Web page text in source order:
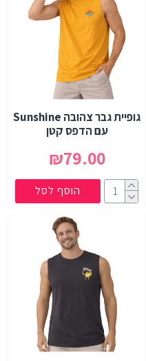
גופיית גבר צהובה Sunshine
עם הדפס קטן
₪79.00
הוסף לסל